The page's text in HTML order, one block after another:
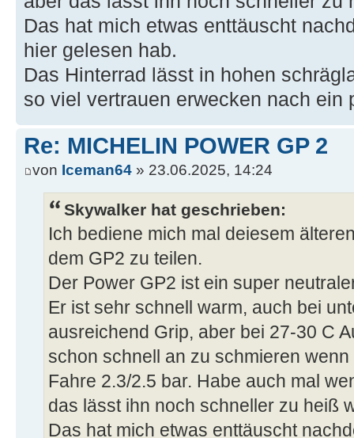
Das hat mich etwas enttäuscht
hier gelesen hab.
Das Hinterrad lässt in hohen
so viel vertrauen erwecken nach ein
Re: MICHELIN POWER GP 2
von Iceman64 » 23.06.2025, 14:24
Skywalker hat geschrieben:
Ich bediene mich mal deiesem
dem GP2 zu teilen.
Der Power GP2 ist ein super
Er ist sehr schnell warm, auch bei
ausreichend Grip, aber bei 27-30 C
schon schnell an zu schmieren
Fahre 2.3/2.5 bar. Habe auch mal
das lässt ihn noch schneller zu heiß
Das hat mich etwas enttäuscht